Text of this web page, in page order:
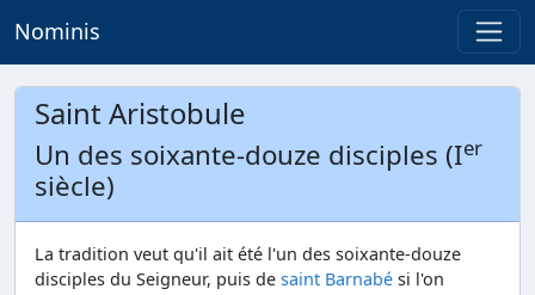
Nominis
Saint Aristobule
Un des soixante-douze disciples (Ier
siècle)
La tradition veut qu'il ait été l'un des soixante-douze
disciples du Seigneur, puis de saint Barnabé si l'on